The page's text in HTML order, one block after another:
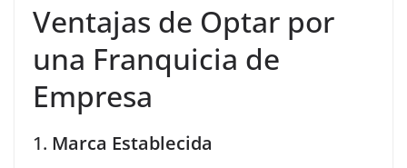
Ventajas de Optar por
una Franquicia de
Empresa
1. Marca Establecida